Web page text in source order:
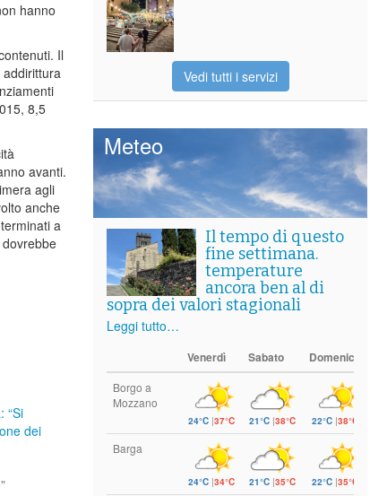
hanno
Il
8,5
avanti.
agli
anche
a
“Si
dei
Vedi tutti i servizi
Meteo
Il tempo di questo
fine settimana.
temperature
ancora ben al di
sopra dei valori stagionali
Leggi tutto…
Venerdì Sabato Domenica
Borgo a
Mozzano
24°C |37°C 21°C |38°C 22°C |38°C
Barga
24°C |34°C 21°C |35°C 22°C |35°C